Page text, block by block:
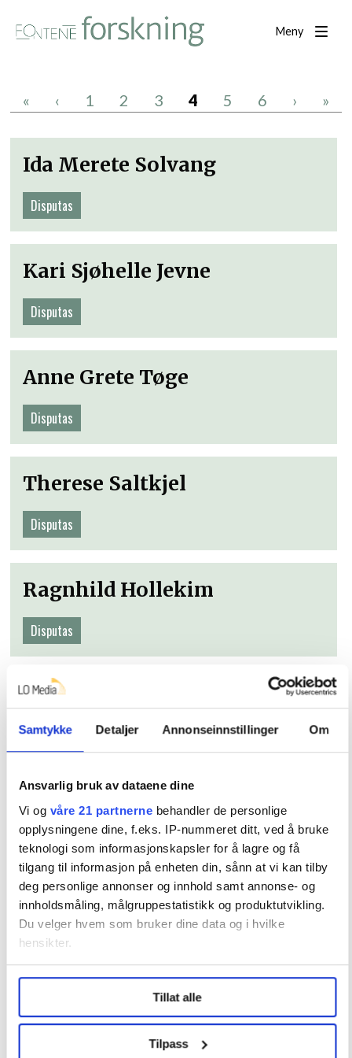
Samtykke Detaljer Annonseinnstillinger Om
Ansvarlig bruk av dataene dine
Vi og våre 21 partnernebehandler de personlige
opplysningene dine, f.eks. IP-nummeret ditt, ved å bruke
teknologi som informasjonskapsler for å lagre og få
tilgang til informasjon på enheten din, sånn at vi kan tilby
deg personlige annonser og innhold samt annonse- og
innholdsmåling, målgruppestatistikk og produktutvikling.
Du velger hvem som bruker dine data og i hvilke
hensikter.
Undermer infokan du lese om hvordan dine personlige
data behandles og hvordan du kan velge hvordan de skal
brukes. Du kan hele tiden endre eller trekke tilbake ditt
samtykke fra erklæringen om informasjonskapsler.
Tillat alle
Tilpass
Meny
« ‹ 1 2 3 4 5 6 › »
Ida Merete Solvang
Disputas
Kari Sjøhelle Jevne
Disputas
Anne Grete Tøge
Disputas
Therese Saltkjel
Disputas
Ragnhild Hollekim
Disputas
Kristian Heggebø
Disputas
Åsmund Hermansen
Disputas
Tone Jørgensen
Disputas
Olina Kollbotn